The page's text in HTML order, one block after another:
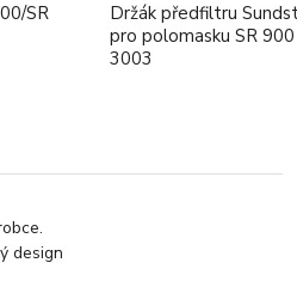
SR
Držák předfiltru
pro polomasku SR
3003
design